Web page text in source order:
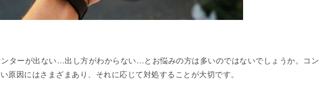
ターが出ない…出し方がわからない…とお悩みの方は多いのではないでしょうか。コン
原因にはさまざまあり、それに応じて対処することが大切です。